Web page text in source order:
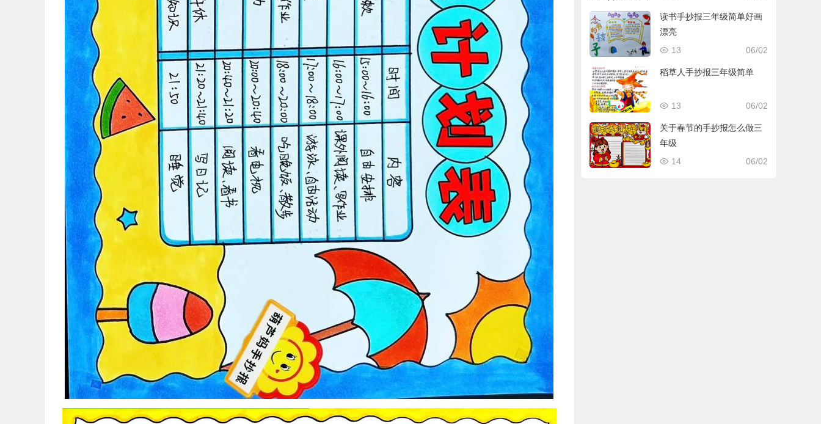
读书手抄报三年级简单好画
漂亮
06/02
13
稻草人手抄报三年级简单
06/02
13
关于春节的手抄报怎么做三
年级
06/02
14